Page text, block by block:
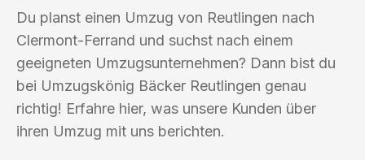
Du planst einen Umzug von Reutlingen nach
Clermont-Ferrand und suchst nach einem
geeigneten Umzugsunternehmen? Dann bist du
bei Umzugskönig Bäcker Reutlingen genau
richtig! Erfahre hier, was unsere Kunden über
ihren Umzug mit uns berichten.